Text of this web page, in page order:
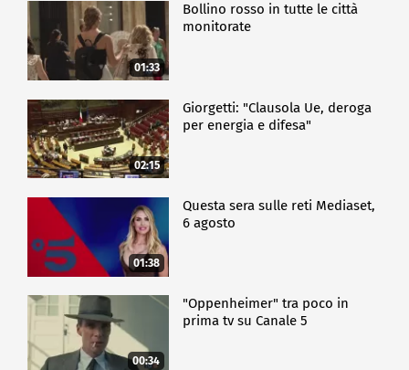
01:33
Bollino rosso in tutte le città
monitorate
02:15
Giorgetti: "Clausola Ue, deroga
per energia e difesa"
01:38
Questa sera sulle reti Mediaset,
6 agosto
00:34
"Oppenheimer" tra poco in
prima tv su Canale 5